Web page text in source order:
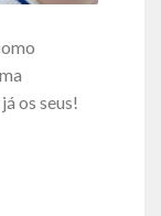
os seus!